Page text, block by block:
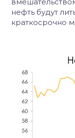
нефть будут
краткосрочно